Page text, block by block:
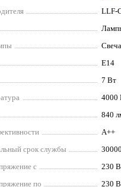
LLF-
Свеча
E14
7 Вт
4000
840
A++
срок службы
с
230 В
по
230 В